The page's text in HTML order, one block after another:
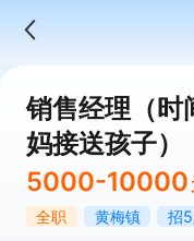
销售经理（时
妈接送孩子）
5000-10000
全职 黄梅镇
招5